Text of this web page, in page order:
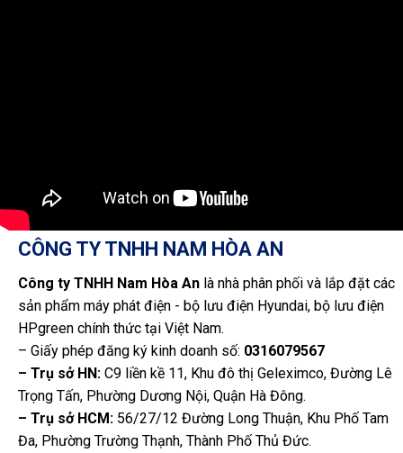
CÔNG TY TNHH NAM HÒA AN
Công ty TNHH Nam Hòa An là nhà phân phối và lắp đặt các
sản phẩm máy phát điện - bộ lưu điện Hyundai, bộ lưu điện
HPgreen chính thức tại Việt Nam.
– Giấy phép đăng ký kinh doanh số: 0316079567
– Trụ sở HN: C9 liền kề 11, Khu đô thị Geleximco, Đường Lê
Trọng Tấn, Phường Dương Nội, Quận Hà Đông.
– Trụ sở HCM: 56/27/12 Đường Long Thuận, Khu Phố Tam
Đa, Phường Trường Thạnh, Thành Phố Thủ Đức.